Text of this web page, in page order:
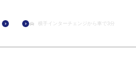
に
横手インターチェンジから車で3分